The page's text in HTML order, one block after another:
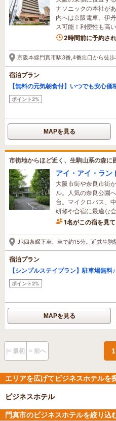
ナソニックの本社が
内へは京阪電車、伊
ス可能！利便性も高い
2名がこの宿を見
京阪本線門真市駅3番,4番出口から徒
宿泊プラン
【無料の元気朝食付】いつでも安心価
ポイント2%
MAPを見る
市街地からほど近く、生駒山系の森に
アイ・アイ・ラン
大阪市街や奈良市街
ル。人気の奈良公園
台。マイクロバス、
研修や合宿に最適な
1名がこの宿を見
JR四条畷下車、車で約15分。近鉄生駒
宿泊プラン
【シンプルステイプラン】駐車場無料♪
ポイント2%
MAPを見る
|< 最初 < 前へ 1
エリアを広げてビジネスホテルを
ビジネスホテル
門真市のビジネスホテルを絞り込